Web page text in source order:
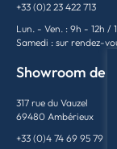
+33 (0)2 23 422 713
Lun. - Ven. : 9h - 12h /
Samedi : sur rendez-
Showroom de
317 rue du Vauzel
69480 Ambérieux
+33 (0)4 74 69 95 79